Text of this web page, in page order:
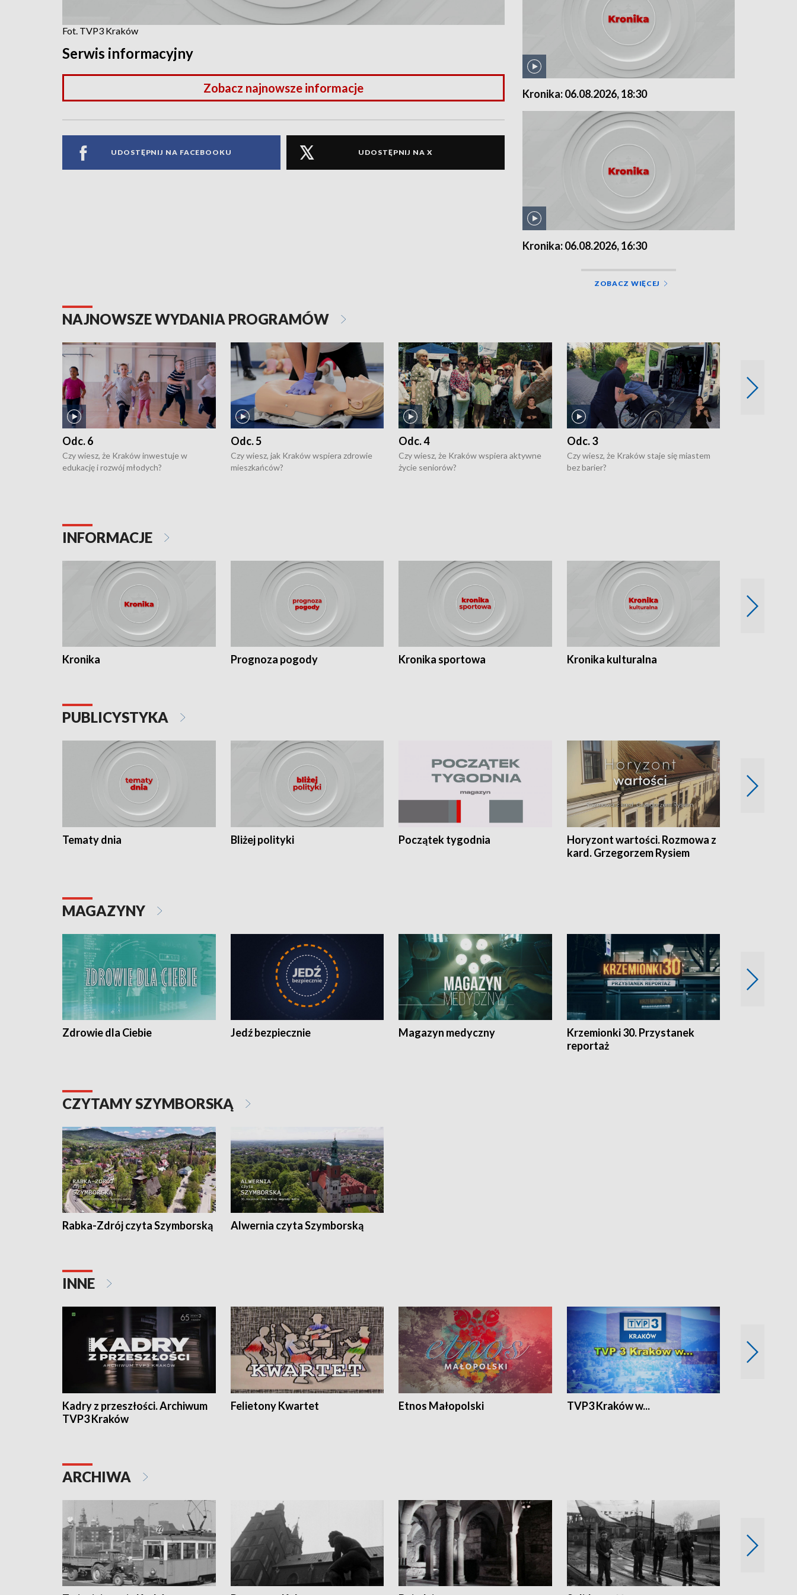
Fot. TVP3 Kraków
Serwis informacyjny
Zobacz najnowsze informacje
UDOSTĘPNIJ NA FACEBOOKU UDOSTĘPNIJ NA X
Kronika: 06.08.2026, 18:30
Kronika: 06.08.2026, 16:30
ZOBACZ WIĘCEJ
NAJNOWSZE WYDANIA PROGRAMÓW
Odc. 6
Czy wiesz, że Kraków inwestuje w
edukację i rozwój młodych?
Odc. 5
Czy wiesz, jak Kraków wspiera zdrowie
mieszkańców?
Odc. 4
Czy wiesz, że Kraków wspiera aktywne
życie seniorów?
Odc. 3
Czy wiesz, że Kraków staje się miastem
bez barier?
INFORMACJE
Kronika Prognoza pogody Kronika sportowa Kronika kulturalna
PUBLICYSTYKA
Tematy dnia Bliżej polityki Początek tygodnia
Horyzont wartości. Rozmowa z
kard. Grzegorzem Rysiem
MAGAZYNY
Zdrowie dla Ciebie Jedź bezpiecznie Magazyn medyczny
Krzemionki 30. Przystanek
reportaż
CZYTAMY SZYMBORSKĄ
Rabka-Zdrój czyta Szymborską Alwernia czyta Szymborską
INNE
Kadry z przeszłości. Archiwum
TVP3 Kraków
Felietony Kwartet Etnos Małopolski TVP3 Kraków w...
ARCHIWA